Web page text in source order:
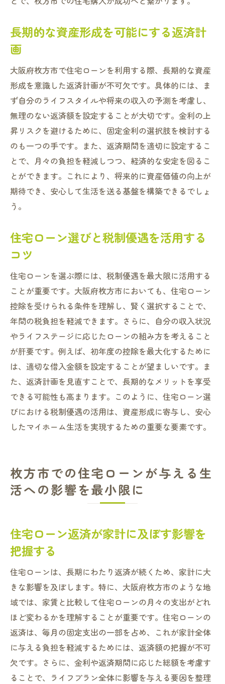
長期的な資産形成を可能にする返済計
画
大阪府枚方市で住宅ローンを利用する際、長期的な資産
形成を意識した返済計画が不可欠です。具体的には、ま
ず自分のライフスタイルや将来の収入の予測を考慮し、
無理のない返済額を設定することが大切です。金利の上
昇リスクを避けるために、固定金利の選択肢を検討する
のも一つの手です。また、返済期間を適切に設定するこ
とで、月々の負担を軽減しつつ、経済的な安定を図るこ
とができます。これにより、将来的に資産価値の向上が
期待でき、安心して生活を送る基盤を構築できるでしょ
う。
住宅ローン選びと税制優遇を活用する
コツ
住宅ローンを選ぶ際には、税制優遇を最大限に活用する
ことが重要です。大阪府枚方市においても、住宅ローン
控除を受けられる条件を理解し、賢く選択することで、
年間の税負担を軽減できます。さらに、自分の収入状況
やライフステージに応じたローンの組み方を考えること
が肝要です。例えば、初年度の控除を最大化するために
は、適切な借入金額を設定することが望ましいです。ま
た、返済計画を見直すことで、長期的なメリットを享受
できる可能性も高まります。このように、住宅ローン選
びにおける税制優遇の活用は、資産形成に寄与し、安心
したマイホーム生活を実現するための重要な要素です。
枚方市での住宅ローンが与える生
活への影響を最小限に
住宅ローン返済が家計に及ぼす影響を
把握する
住宅ローンは、長期にわたり返済が続くため、家計に大
きな影響を及ぼします。特に、大阪府枚方市のような地
域では、家賃と比較して住宅ローンの月々の支出がどれ
ほど変わるかを理解することが重要です。住宅ローンの
返済は、毎月の固定支出の一部を占め、これが家計全体
に与える負担を軽減するためには、返済額の把握が不可
欠です。さらに、金利や返済期間に応じた総額を考慮す
ることで、ライフプラン全体に影響を与える要因を整理